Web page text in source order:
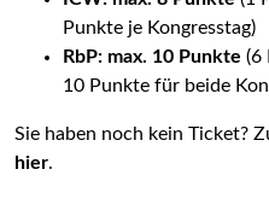
Punkte je Kongresstag)
RbP: max. 10 Punkte (6
10 Punkte für beide
Sie haben noch kein Ticket?
hier.